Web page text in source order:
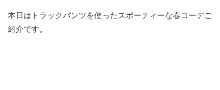
本日はトラックパンツを使ったスポーティーな春コーデご
紹介です。